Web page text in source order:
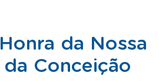
da Nossa
Conceição